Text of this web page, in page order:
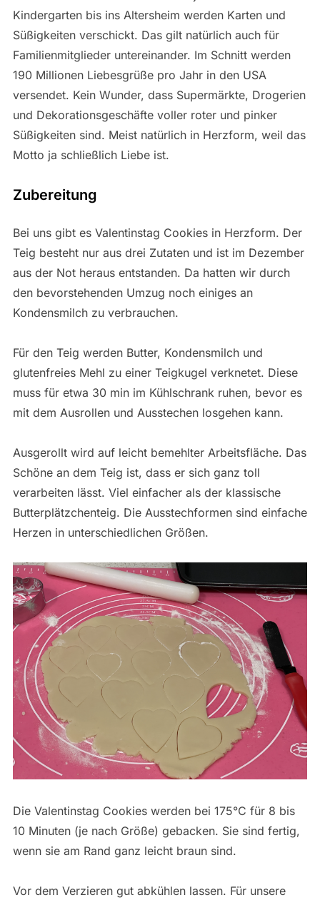
Kindergarten bis ins Altersheim werden Karten und
Süßigkeiten verschickt. Das gilt natürlich auch für
Familienmitglieder untereinander. Im Schnitt werden
190 Millionen Liebesgrüße pro Jahr in den USA
versendet. Kein Wunder, dass Supermärkte, Drogerien
und Dekorationsgeschäfte voller roter und pinker
Süßigkeiten sind. Meist natürlich in Herzform, weil das
Motto ja schließlich Liebe ist.
Zubereitung
Bei uns gibt es Valentinstag Cookies in Herzform. Der
Teig besteht nur aus drei Zutaten und ist im Dezember
aus der Not heraus entstanden. Da hatten wir durch
den bevorstehenden Umzug noch einiges an
Kondensmilch zu verbrauchen.
Für den Teig werden Butter, Kondensmilch und
glutenfreies Mehl zu einer Teigkugel verknetet. Diese
muss für etwa 30 min im Kühlschrank ruhen, bevor es
mit dem Ausrollen und Ausstechen losgehen kann.
Ausgerollt wird auf leicht bemehlter Arbeitsfläche. Das
Schöne an dem Teig ist, dass er sich ganz toll
verarbeiten lässt. Viel einfacher als der klassische
Butterplätzchenteig. Die Ausstechformen sind einfache
Herzen in unterschiedlichen Größen.
Die Valentinstag Cookies werden bei 175°C für 8 bis
10 Minuten (je nach Größe) gebacken. Sie sind fertig,
wenn sie am Rand ganz leicht braun sind.
Vor dem Verzieren gut abkühlen lassen. Für unsere